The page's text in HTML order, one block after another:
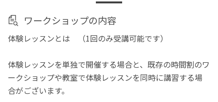
ワークショップの内容
体験レッスンとは （1回のみ受講可能です）
体験レッスンを単独で開催する場合と、既存の時間割のワ
ークショップや教室で体験レッスンを同時に講習する場
合がございます。